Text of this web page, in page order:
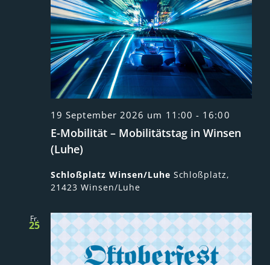
19 September 2026 um 11:00 - 16:00
E-Mobilität – Mobilitätstag in Winsen
(Luhe)
Schloßplatz Winsen/Luhe Schloßplatz,
21423 Winsen/Luhe
Fr.
25